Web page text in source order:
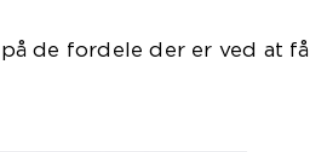
de fordele der er ved at få